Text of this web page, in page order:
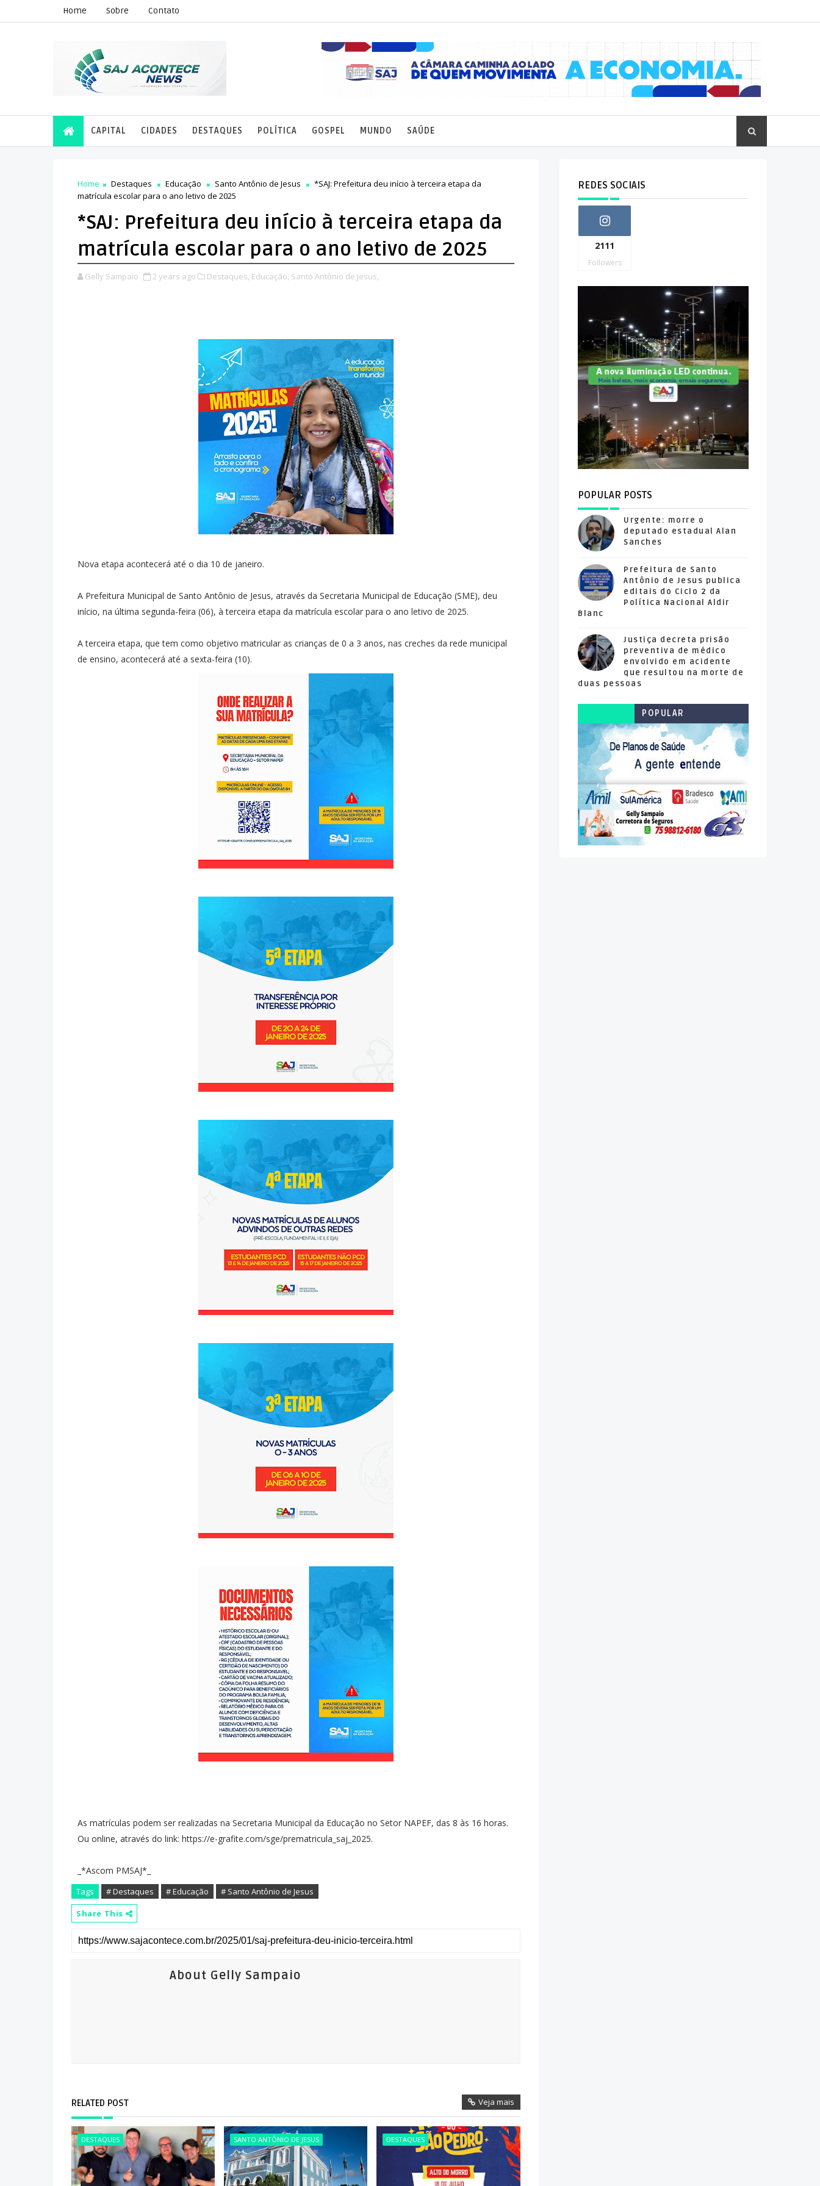
Home Sobre Contato
CAPITAL CIDADES DESTAQUES POLÍTICA GOSPEL MUNDO SAÚDE
Home Destaques Educação Santo Antônio de Jesus
*SAJ: Prefeitura deu início à terceira etapa da
matrícula escolar para o ano letivo de 2025
*SAJ: Prefeitura deu início à terceira etapa da
matrícula escolar para o ano letivo de 2025
Gelly Sampaio 2 years ago Destaques, Educação, Santo Antônio de Jesus,
Nova etapa acontecerá até o dia 10 de janeiro.
A Prefeitura Municipal de Santo Antônio de Jesus, através da Secretaria Municipal de Educação (SME), deu
início, na última segunda-feira (06), à terceira etapa da matrícula escolar para o ano letivo de 2025.
A terceira etapa, que tem como objetivo matricular as crianças de 0 a 3 anos, nas creches da rede municipal
de ensino, acontecerá até a sexta-feira (10).
As matrículas podem ser realizadas na Secretaria Municipal da Educação no Setor NAPEF, das 8 às 16 horas.
Ou online, através do link: https://e-grafite.com/sge/prematricula_saj_2025.
_*Ascom PMSAJ*_
Tags # Destaques # Educação
# Santo Antônio de Jesus
Share This
About Gelly Sampaio
RELATED POST Veja mais
DESTAQUES SANTO ANTÔNIO DE JESUS DESTAQUES
REDES SOCIAIS
2111
Followers
POPULAR POSTS
Urgente: morre o
deputado estadual Alan
Sanches
Prefeitura de Santo
Antônio de Jesus publica
editais do Ciclo 2 da
Política Nacional Aldir
Blanc
Justiça decreta prisão
preventiva de médico
envolvido em acidente
que resultou na morte de
duas pessoas
POPULAR